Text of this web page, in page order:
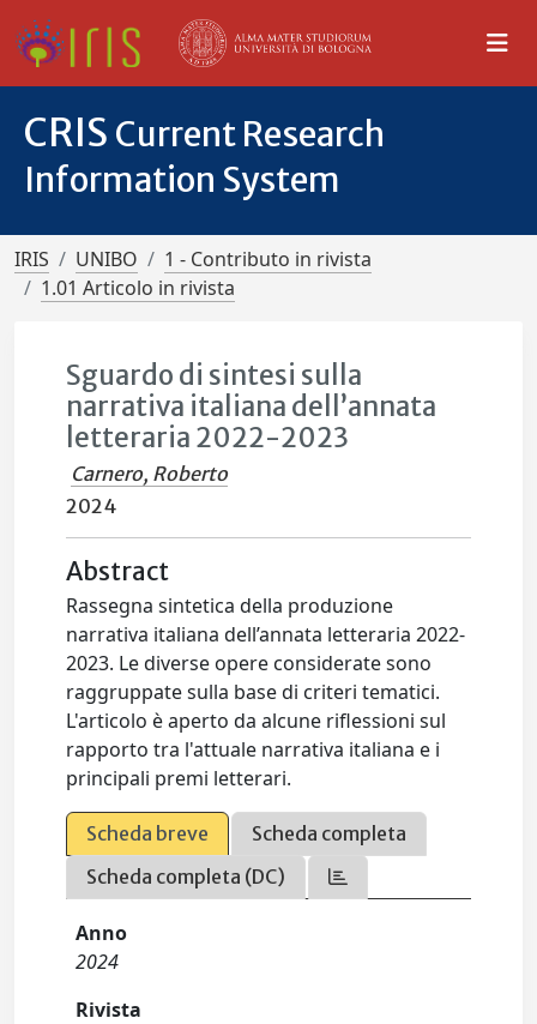
CRIS Current Research
Information System
IRIS UNIBO
1 - Contributo in rivista
1.01 Articolo in rivista
Sguardo di sintesi sulla
narrativa italiana dell’annata
letteraria 2022-2023
Carnero, Roberto
2024
Abstract
Rassegna sintetica della produzione
narrativa italiana dell’annata letteraria 2022-
2023. Le diverse opere considerate sono
raggruppate sulla base di criteri tematici.
L'articolo è aperto da alcune riflessioni sul
rapporto tra l'attuale narrativa italiana e i
principali premi letterari.
Scheda breve
Scheda completa
Scheda completa (DC)
Anno
2024
Rivista